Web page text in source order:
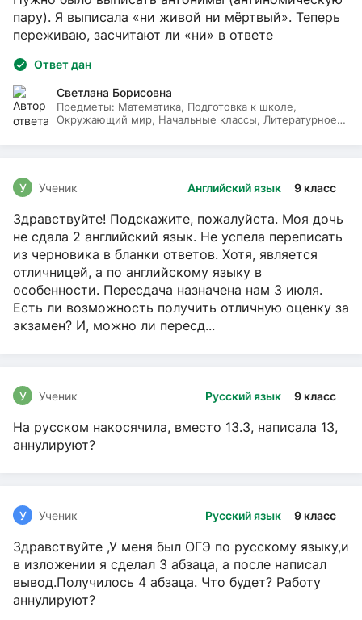
пару). Я выписала «ни живой ни мёртвый». Теперь
переживаю, засчитают ли «ни» в ответе
Ответ дан
Светлана Борисовна
Предметы: Математика, Подготовка к школе,
Окружающий мир, Начальные классы, Литературное
Английский язык 9 класс
У Ученик
Здравствуйте! Подскажите, пожалуйста. Моя дочь
не сдала 2 английский язык. Не успела переписать
из черновика в бланки ответов. Хотя, является
отличницей, а по английскому языку в
особенности. Пересдача назначена нам 3 июля.
Есть ли возможность получить отличную оценку за
экзамен? И, можно ли пересд...
Русский язык 9 класс
У Ученик
На русском накосячила, вместо 13.3, написала 13,
аннулируют?
Русский язык 9 класс
У Ученик
Здравствуйте ,У меня был ОГЭ по русскому языку,и
в изложении я сделал 3 абзаца, а после написал
вывод.Получилось 4 абзаца. Что будет? Работу
аннулируют?